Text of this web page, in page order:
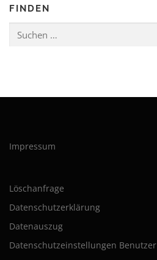
FINDEN
nach:
Impressum
Löschanfrage
Datenschutzerklärung
Datenauszug
Datenschutzeinstellungen Benutzer